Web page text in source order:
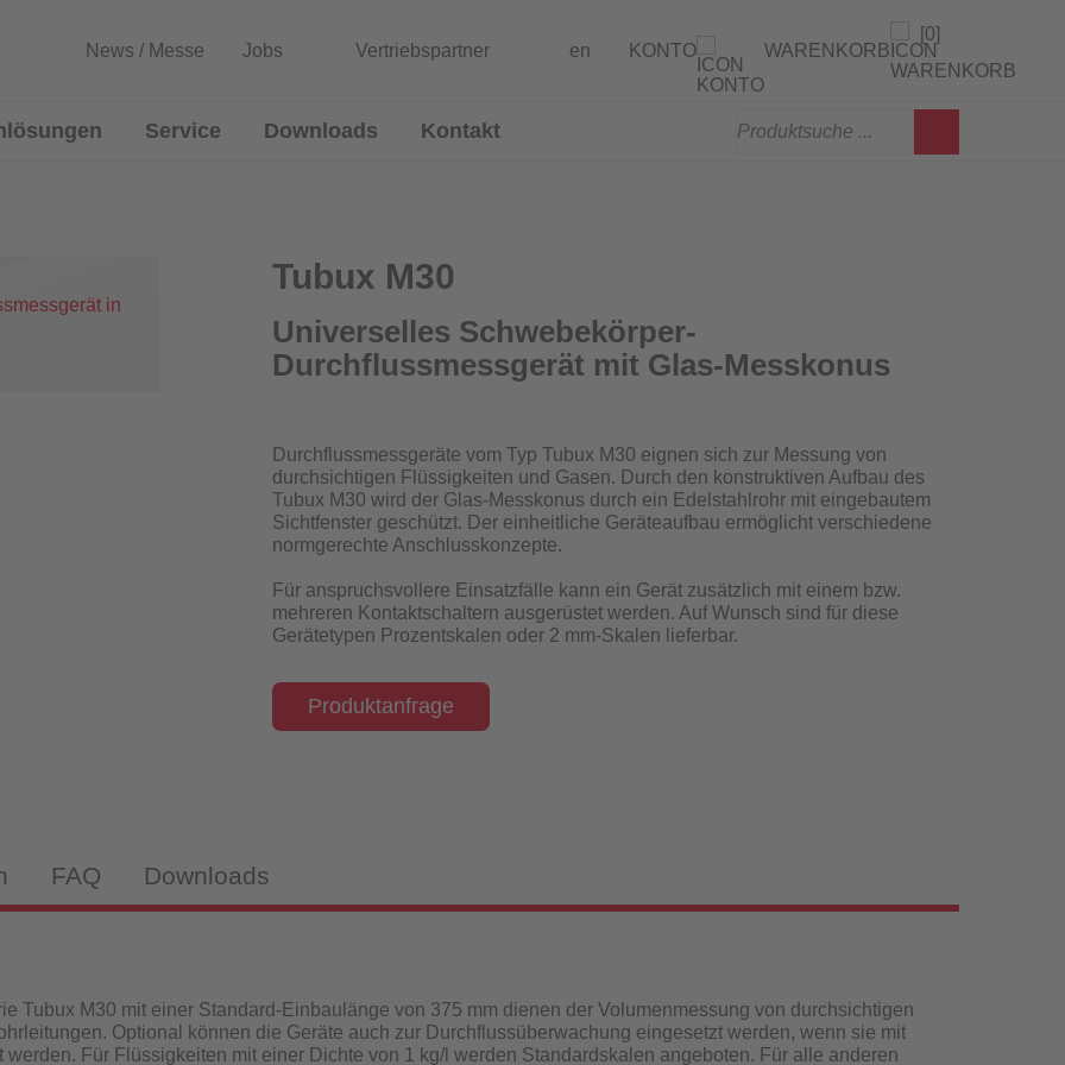
News / Messe Jobs Vertriebspartner en KONTO WARENKORB
[0]
für Sprinkleranlagen
für Wassernetzanalysen
Service
Download Prüfzeugnisse
Downloads Kontakt
Tubux M30
Universelles Schwebekörper-
Durchflussmessgerät mit Glas-Messkonus
Durchflussmessgeräte vom Typ Tubux M30 eignen sich zur Messung von
durchsichtigen Flüssigkeiten und Gasen. Durch den konstruktiven Aufbau des
Tubux M30 wird der Glas-Messkonus durch ein Edelstahlrohr mit eingebautem
Sichtfenster geschützt. Der einheitliche Geräteaufbau ermöglicht verschiedene
normgerechte Anschlusskonzepte.
Für anspruchsvollere Einsatzfälle kann ein Gerät zusätzlich mit einem bzw.
mehreren Kontaktschaltern ausgerüstet werden. Auf Wunsch sind für diese
Gerätetypen Prozentskalen oder 2 mm-Skalen lieferbar.
Produktanfrage
FAQ Downloads
Tubux M30 mit einer Standard-Einbaulänge von 375 mm dienen der Volumenmessung von durchsichtigen
Optional können die Geräte auch zur Durchflussüberwachung eingesetzt werden, wenn sie mit
Für Flüssigkeiten mit einer Dichte von 1 kg/l werden Standardskalen angeboten. Für alle anderen